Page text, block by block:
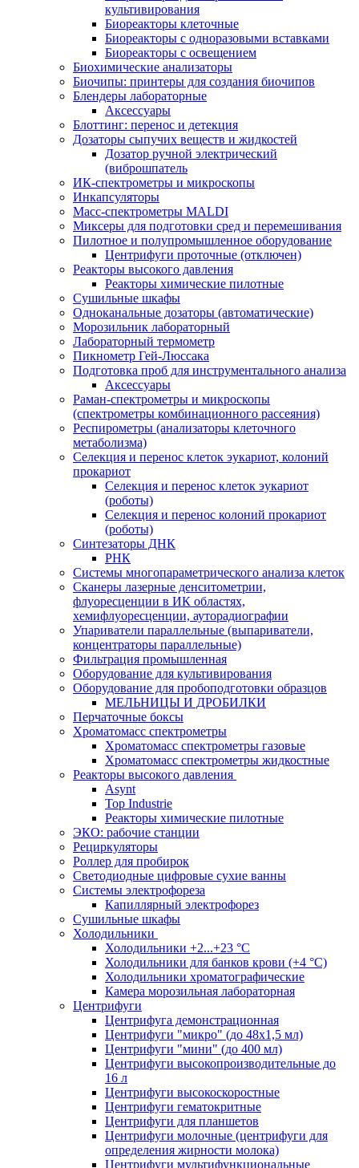
культивирования
Биореакторы клеточные
Биореакторы с одноразовыми вставками
Биореакторы с освещением
Биохимические анализаторы
Биочипы: принтеры для создания биочипов
Блендеры лабораторные
Аксессуары
Блоттинг: перенос и детекция
Дозаторы сыпучих веществ и жидкостей
Дозатор ручной электрический
(виброшпатель
ИК-спектрометры и микроскопы
Инкапсуляторы
Масс-спектрометры MALDI
Миксеры для подготовки сред и перемешивания
Пилотное и полупромышленное оборудование
Центрифуги проточные (отключен)
Реакторы высокого давления
Реакторы химические пилотные
Сушильные шкафы
Одноканальные дозаторы (автоматические)
Морозильник лабораторный
Лабораторный термометр
Пикнометр Гей-Люссака
Подготовка проб для инструментального анализа
Аксессуары
Раман-спектрометры и микроскопы
(спектрометры комбинационного рассеяния)
Респирометры (анализаторы клеточного
метаболизма)
Селекция и перенос клеток эукариот, колоний
прокариот
Селекция и перенос клеток эукариот
(роботы)
Селекция и перенос колоний прокариот
(роботы)
Синтезаторы ДНК
РНК
Системы многопараметрического анализа клеток
Сканеры лазерные денситометрии,
флуоресценции в ИК областях,
хемифлуоресценции, ауторадиографии
Упариватели параллельные (выпариватели,
концентраторы параллельные)
Фильтрация промышленная
Оборудование для культивирования
Оборудование для пробоподготовки образцов
МЕЛЬНИЦЫ И ДРОБИЛКИ
Перчаточные боксы
Хроматомасс спектрометры
Хроматомасс спектрометры газовые
Хроматомасс спектрометры жидкостные
Реакторы высокого давления
Asynt
Top Industrie
Реакторы химические пилотные
ЭКО: рабочие станции
Рециркуляторы
Роллер для пробирок
Светодиодные цифровые сухие ванны
Системы электрофореза
Капиллярный электрофорез
Сушильные шкафы
Холодильники
Холодильники +2...+23 °С
Холодильники для банков крови (+4 °С)
Холодильники хроматографические
Камера морозильная лабораторная
Центрифуги
Центрифуга демонстрационная
Центрифуги "микро" (до 48x1,5 мл)
Центрифуги "мини" (до 400 мл)
Центрифуги высокопроизводительные до
16 л
Центрифуги высокоскоростные
Центрифуги гематокритные
Центрифуги для планшетов
Центрифуги молочные (центрифуги для
определения жирности молока)
Центрифуги мультифункциональные